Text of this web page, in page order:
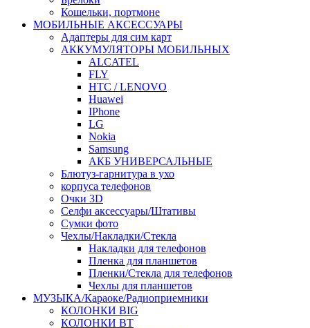
Кошельки, портмоне
МОБИЛЬНЫЕ АКСЕССУАРЫ
Адаптеры для сим карт
АККУМУЛЯТОРЫ МОБИЛЬНЫХ
ALCATEL
FLY
HTC / LENOVO
Huawei
IPhone
LG
Nokia
Samsung
АКБ УНИВЕРСАЛЬНЫЕ
Блютуз-гарнитура в ухо
корпуса телефонов
Очки 3D
Селфи аксессуары/Штативы
Сумки фото
Чехлы/Накладки/Стекла
Накладки для телефонов
Пленка для планшетов
Пленки/Стекла для телефонов
Чехлы для планшетов
МУЗЫКА/Караоке/Радиоприемники
КОЛОНКИ BIG
КОЛОНКИ BT